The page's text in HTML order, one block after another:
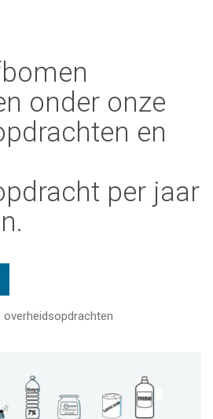
onder onze
en
per jaar
overheidsopdrachten